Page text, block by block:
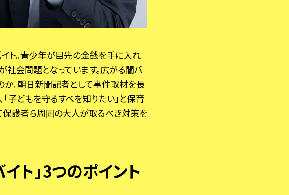
ト。青少年が目先の金銭を手に入れ
会問題となっています。広がる闇バ
――。朝日新聞記者として事件取材を長
子どもを守るすべを知りたい」と保育
保護者ら周囲の大人が取るべき対策を
ト」3つのポイント